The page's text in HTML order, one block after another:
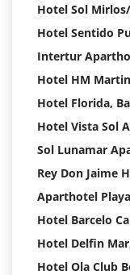
Hotel Sol
Hotel Sentido
Intertur
Hotel HM
Hotel Florida,
Hotel Vista Sol
Sol Lunamar
Rey Don Jaime
Aparthotel
Hotel Barcelo
Hotel Delfin
Hotel Ola Club